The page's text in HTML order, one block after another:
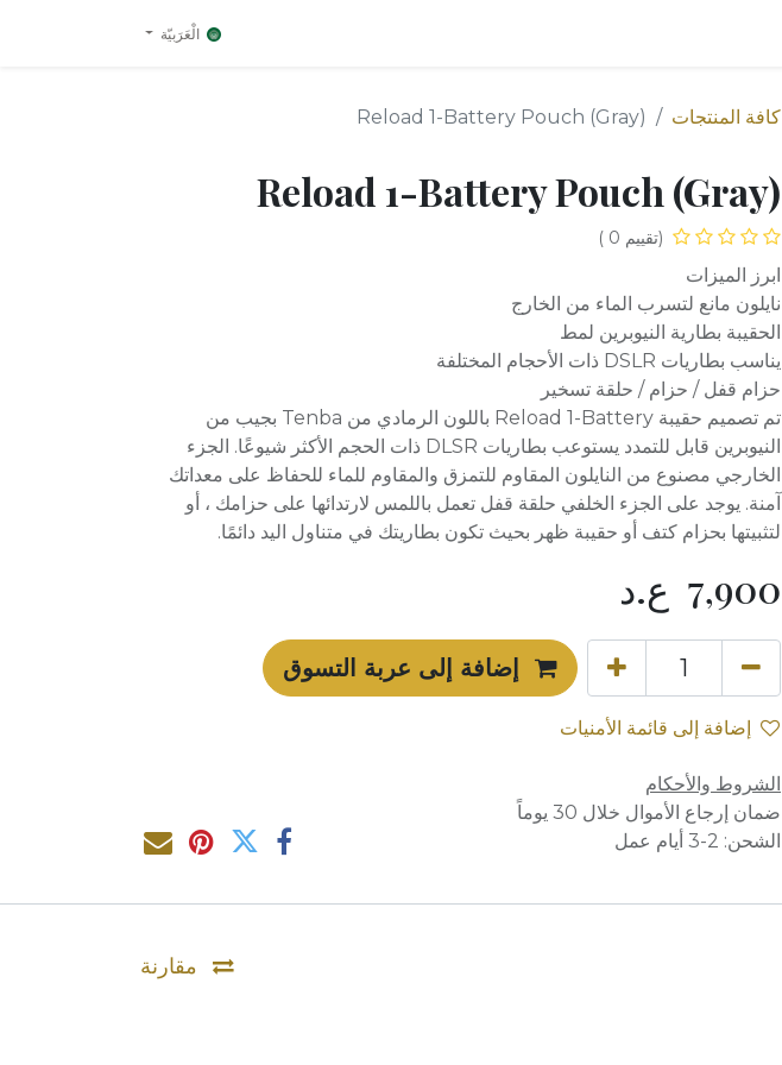
الْعَرَبيّة
كافة المنتجات Reload 1-Battery Pouch (Gray)
Reload 1-Battery Pouch (Gray)
(تقييم 0 )
ابرز الميزات
نايلون مانع لتسرب الماء من الخارج
الحقيبة بطارية النيوبرين لمط
يناسب بطاريات DSLR ذات الأحجام المختلفة
حزام قفل / حزام / حلقة تسخير
تم تصميم حقيبة Reload 1-Battery باللون الرمادي من Tenba بجيب من
النيوبرين قابل للتمدد يستوعب بطاريات DLSR ذات الحجم الأكثر شيوعًا. الجزء
الخارجي مصنوع من النايلون المقاوم للتمزق والمقاوم للماء للحفاظ على معداتك
آمنة. يوجد على الجزء الخلفي حلقة قفل تعمل باللمس لارتدائها على حزامك ، أو
لتثبيتها بحزام كتف أو حقيبة ظهر بحيث تكون بطاريتك في متناول اليد دائمًا.
7,900 ع.د
إضافة إلى عربة التسوق
إضافة إلى قائمة الأمنيات
الشروط والأحكام
ضمان إرجاع الأموال خلال 30 يوماً
الشحن: 2-3 أيام عمل
مقارنة